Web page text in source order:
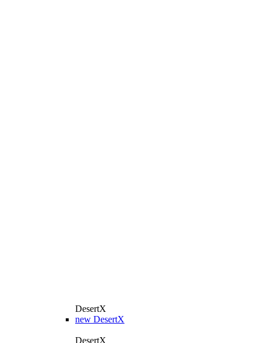
DesertX
new DesertX
DesertX